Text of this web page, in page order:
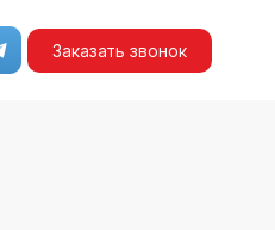
Заказать звонок